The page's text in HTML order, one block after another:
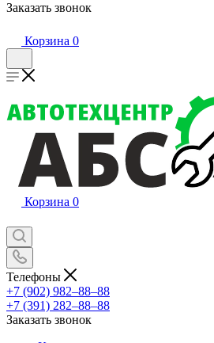
Заказать звонок
Корзина 0
Корзина 0
Телефоны
+7 (902) 982‒88‒88
+7 (391) 282‒88‒88
Заказать звонок